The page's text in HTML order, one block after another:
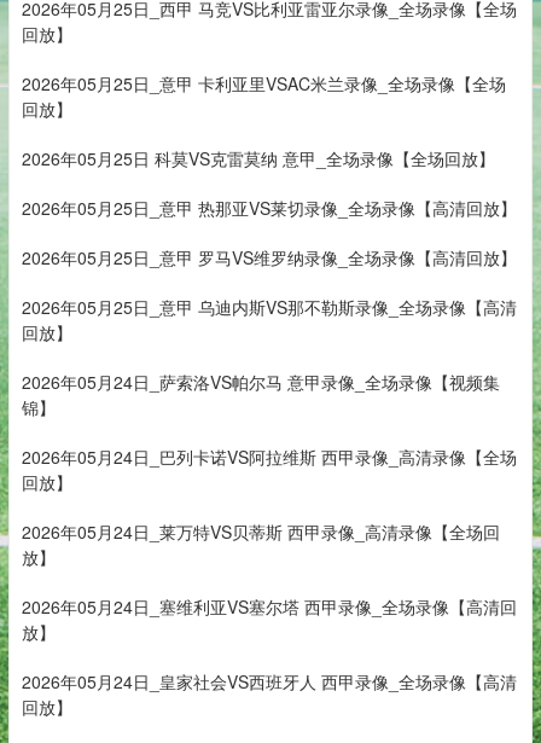
2026年05月25日_西甲 马竞VS比利亚雷亚尔录像_全场录像【全场
回放】
2026年05月25日_意甲 卡利亚里VSAC米兰录像_全场录像【全场
回放】
2026年05月25日 科莫VS克雷莫纳 意甲_全场录像【全场回放】
2026年05月25日_意甲 热那亚VS莱切录像_全场录像【高清回放】
2026年05月25日_意甲 罗马VS维罗纳录像_全场录像【高清回放】
2026年05月25日_意甲 乌迪内斯VS那不勒斯录像_全场录像【高清
回放】
2026年05月24日_萨索洛VS帕尔马 意甲录像_全场录像【视频集
锦】
2026年05月24日_巴列卡诺VS阿拉维斯 西甲录像_高清录像【全场
回放】
2026年05月24日_莱万特VS贝蒂斯 西甲录像_高清录像【全场回
放】
2026年05月24日_塞维利亚VS塞尔塔 西甲录像_全场录像【高清回
放】
2026年05月24日_皇家社会VS西班牙人 西甲录像_全场录像【高清
回放】